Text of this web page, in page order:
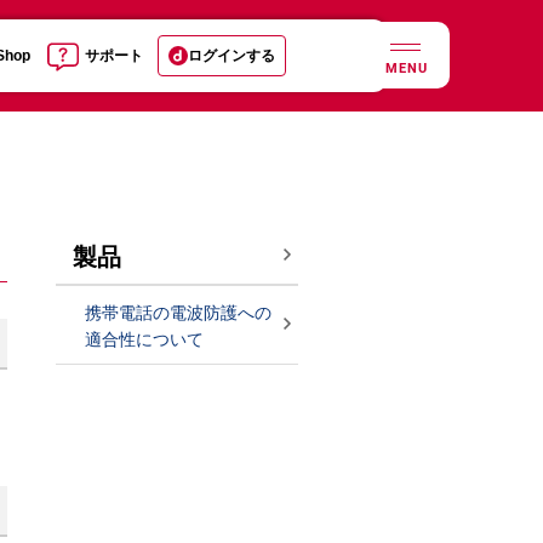
サポート ログインする
MENU
製品
携帯電話の電波防護への
適合性について